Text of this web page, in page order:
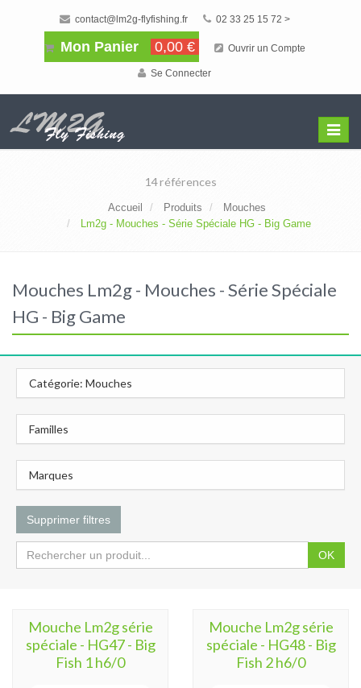
contact@lm2g-flyfishing.fr 02 33 25 15 72 >
Mon Panier 0,00 € Ouvrir un Compte
Se Connecter
Menu
14 références
Accueil Produits
Mouches
Lm2g - Mouches - Série Spéciale HG - Big Game
Mouches Lm2g - Mouches - Série Spéciale
HG - Big Game
Catégorie: Mouches
Familles
Marques
Supprimer filtres
OK
Mouche Lm2g série
spéciale - HG47 - Big
Fish 1 h6/0
Mouche Lm2g série
spéciale - HG48 - Big
Fish 2 h6/0